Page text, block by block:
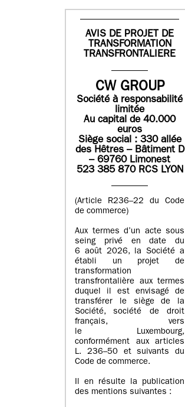
AVIS DE PROJET DE
TRANSFORMATION
TRANSFRONTALIERE
CW GROUP
Société à responsabilité
limitée
Au capital de 40.000
euros
Siège social : 330 allée
des Hêtres – Bâtiment D
– 69760 Limonest
523 385 870 RCS LYON
(Article R236–22 du Code
de commerce)
Aux termes d’un acte sous
seing privé en date du
6 août 2026, la Société a
établi un projet de
transformation
transfrontalière aux termes
duquel il est envisagé de
transférer le siège de la
Société, société de droit
français, vers
le Luxembourg,
conformément aux articles
L. 236–50 et suivants du
Code de commerce.
Il en résulte la publication
des mentions suivantes :